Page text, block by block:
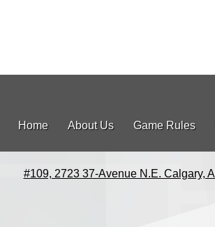
Home About Us Game Rules
#109, 2723 37-Avenue N.E. Calgary,